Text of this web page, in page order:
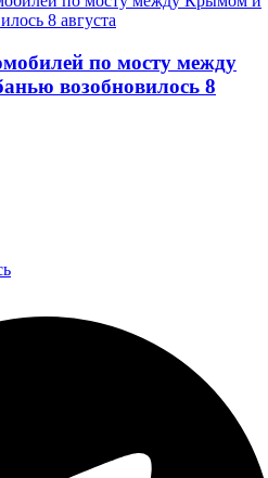
по мосту между
возобновилось 8